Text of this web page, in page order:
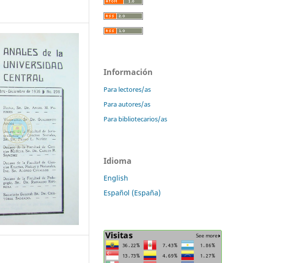
Información
Para lectores/as
Para autores/as
Para bibliotecarios/as
Idioma
English
Español (España)